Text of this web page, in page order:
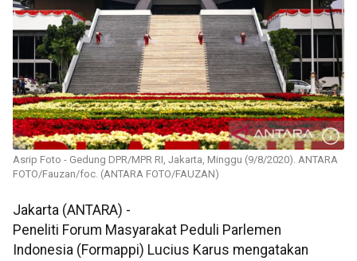
Asrip Foto - Gedung DPR/MPR RI, Jakarta, Minggu (9/8/2020). ANTARA
FOTO/Fauzan/foc. (ANTARA FOTO/FAUZAN)
Jakarta (ANTARA) -
Peneliti Forum Masyarakat Peduli Parlemen
Indonesia (Formappi) Lucius Karus mengatakan